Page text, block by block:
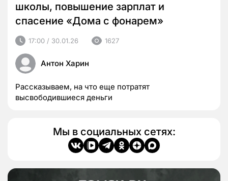
школы, повышение зарплат и
спасение «Дома с фонарем»
17:00 / 30.01.26 1627
Антон Харин
Рассказываем, на что еще потратят
высвободившиеся деньги
Мы в социальных сетях: